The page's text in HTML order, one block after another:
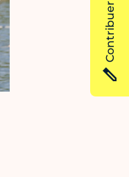
Contribuer